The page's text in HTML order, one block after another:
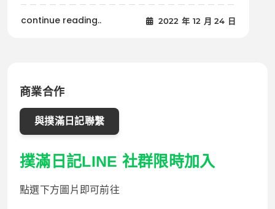
continue reading.. 2022 年 12 月 24 日
商業合作
與撲滿日記聯繫
撲滿日記LINE 社群限時加入
點選下方圖片即可前往